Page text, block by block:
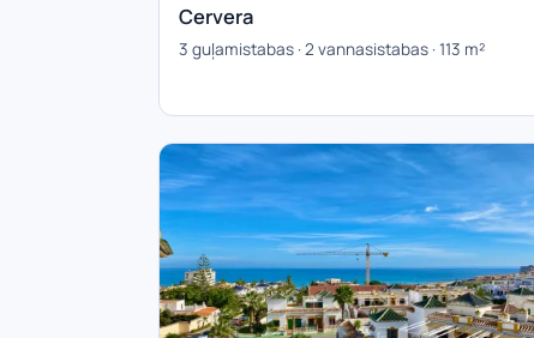
Cervera
3 guļamistabas · 2 vannasistabas · 113 m²